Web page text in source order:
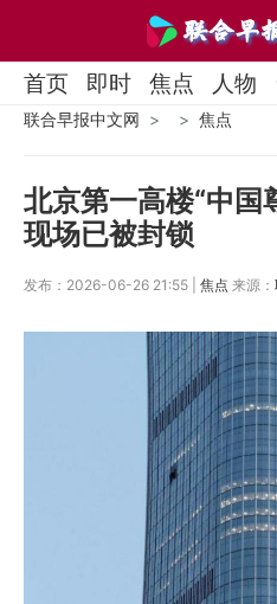
首页 即时 焦点 人物
联合早报中文网 焦点
北京第一高楼“中国
现场已被封锁
发布：2026-06-26 21:55 | 焦点 来源：